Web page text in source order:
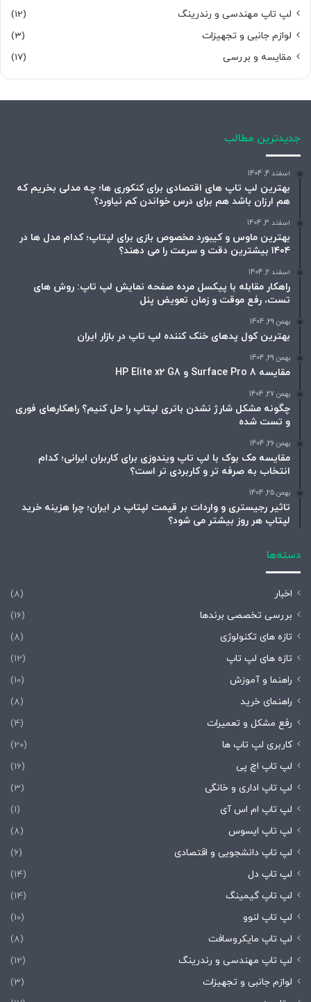
لپ تاپ مهندسی و رندرینگ
(12)
لوازم جانبی و تجهیزات
(3)
مقایسه و بررسی
(17)
جدیدترین مطالب
اسفند 4, 1404
بهترین لپ تاپ های اقتصادی برای کنکوری ها؛ چه مدلی بخریم که
هم ارزان باشد هم برای درس خواندن کم نیاورد؟
اسفند 3, 1404
بهترین ماوس و کیبورد مخصوص بازی برای لپتاپ؛ کدام مدل ها در
۱۴۰۴ بیشترین دقت و سرعت را می دهند؟
اسفند 2, 1404
راهکار مقابله با پیکسل مرده صفحه نمایش لپ تاپ: روش های
تست، رفع موقت و زمان تعویض پنل
بهمن 29, 1404
بهترین کول پدهای خنک کننده لپ تاپ در بازار ایران
بهمن 29, 1404
مقایسه Surface Pro 8 و HP Elite x2 G8
بهمن 27, 1404
چگونه مشکل شارژ نشدن باتری لپتاپ را حل کنیم؟ راهکارهای فوری
و تست شده
بهمن 26, 1404
مقایسه مک بوک با لپ تاپ ویندوزی برای کاربران ایرانی؛ کدام
انتخاب به صرفه تر و کاربردی تر است؟
بهمن 25, 1404
تاثیر رجیستری و واردات بر قیمت لپتاپ در ایران؛ چرا هزینه خرید
لپتاپ هر روز بیشتر می شود؟
دسته‌ها
اخبار
(8)
بررسی تخصصی برندها
(16)
تازه های تکنولوژی
(8)
تازه های لپ تاپ
(12)
راهنما و آموزش
(10)
راهنمای خرید
(8)
رفع مشکل و تعمیرات
(4)
کاربری لپ تاپ ها
(20)
لپ تاپ اچ پی
(16)
لپ تاپ اداری و خانگی
(3)
لپ تاپ ام اس آی
(1)
لپ تاپ ایسوس
(8)
لپ تاپ دانشجویی و اقتصادی
(6)
لپ تاپ دل
(14)
لپ تاپ گیمینگ
(14)
لپ تاپ لنوو
(10)
لپ تاپ مایکروسافت
(8)
لپ تاپ مهندسی و رندرینگ
(12)
لوازم جانبی و تجهیزات
(3)